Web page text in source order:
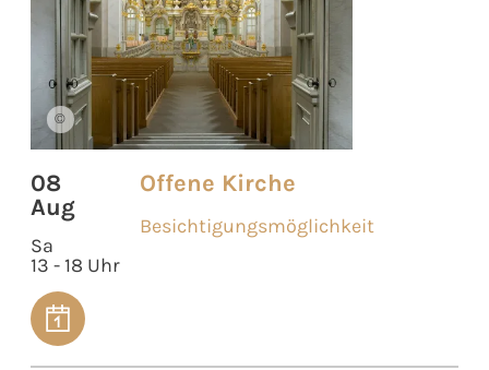
©
08
Aug
Sa
13 - 18 Uhr
Offene Kirche
Besichtigungsmöglichkeit